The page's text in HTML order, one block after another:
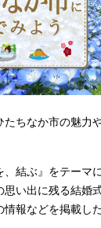
たちなか市の魅力
結ぶ』をテーマ
思い出に残る結婚
報などを掲載し